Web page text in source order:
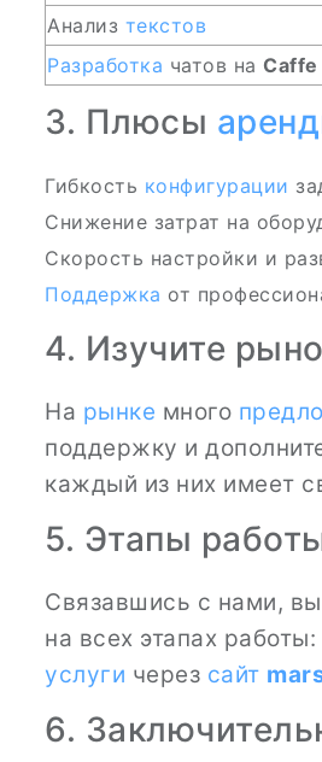
Анализ текстов
Разработка чатов на Caffe
3. Плюсы
Гибкость конфигурации
Снижение затрат на
Скорость настройки и
Поддержка от
4. Изучите
На рынке много
поддержку и
каждый из них имеет
5. Этапы
Связавшись с нами,
на всех этапах работы:
услуги через сайт
6.